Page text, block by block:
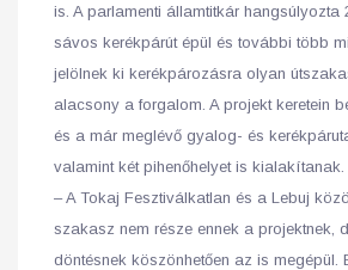
is. A parlamenti államtitkár hangsúlyozta
sávos kerékpárút épül és további több
jelölnek ki kerékpározásra olyan
alacsony a forgalom. A projekt keretein
és a már meglévő gyalog- és
valamint két pihenőhelyet is kialakítanak.
– A Tokaj Fesztiválkatlan és a Lebuj
szakasz nem része ennek a projektnek,
döntésnek köszönhetően az is megépül.